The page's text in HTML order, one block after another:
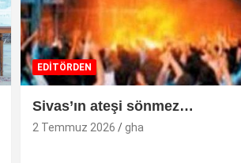
EDİTÖRDEN
Sivas’ın ateşi sönmez…
2 Temmuz 2026 gha